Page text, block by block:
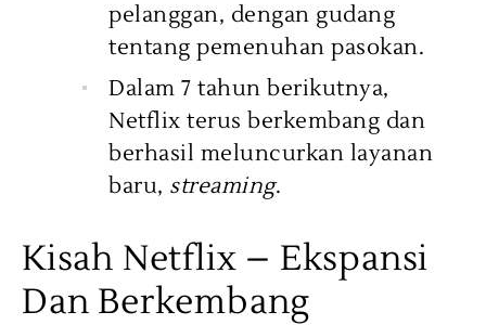
pelanggan, dengan gudang
tentang pemenuhan pasokan.
Dalam 7 tahun berikutnya,
Netflix terus berkembang dan
berhasil meluncurkan layanan
baru, streaming.
Kisah Netflix – Ekspansi
Dan Berkembang